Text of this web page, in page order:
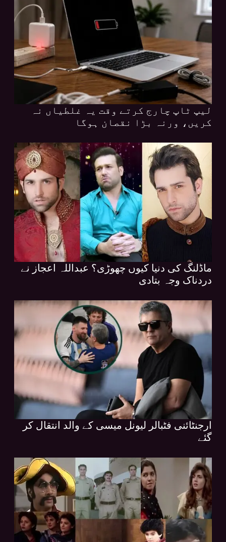
لیپ ٹاپ چارج کرتے وقت یہ غلطیاں نہ
کریں، ورنہ بڑا نقصان ہوگا
ماڈلنگ کی دنیا کیوں چھوڑی؟ عبداللہ اعجاز نے
دردناک وجہ بتادی
ارجنٹائنی فٹبالر لیونل میسی کے والد انتقال کر
گئے